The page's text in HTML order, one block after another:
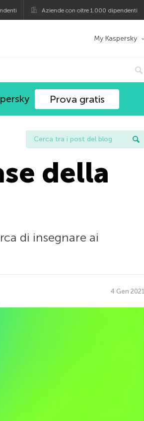
Aziende con oltre 1.000 dipendenti
My Kaspersky
Prova gratis
della
di insegnare ai
4 Gen 2021